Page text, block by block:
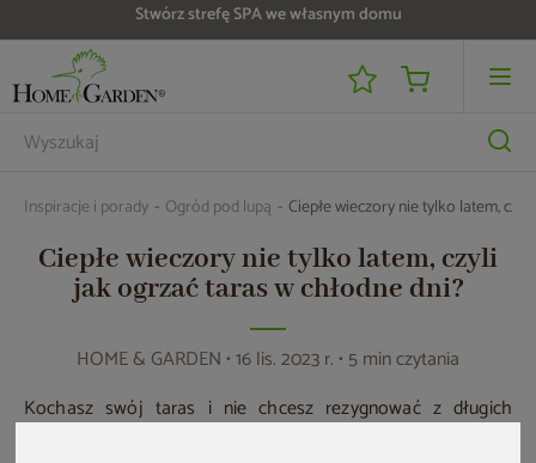
Do 25 000 zł zwrotu na kartę i raty RRSO 0%
Inspiracje i porady Ogród pod lupą Ciepłe wieczory nie tylko latem,
Ciepłe wieczory nie tylko latem, czyli
jak ogrzać taras w chłodne dni?
HOME & GARDEN• 16 lis. 2023 r. • 5 min czytania
Kochasz swój taras i nie chcesz rezygnować z długich